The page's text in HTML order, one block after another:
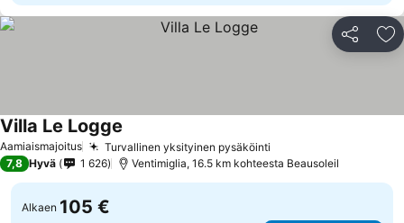
Jaa
Aamiaismajoitus Turvallinen yksityinen pysäköinti
Villa Le Logge
7,8 Hyvä 1 626 Ventimiglia, 16.5 km kohteesta Beausoleil
Alkaen 105 €